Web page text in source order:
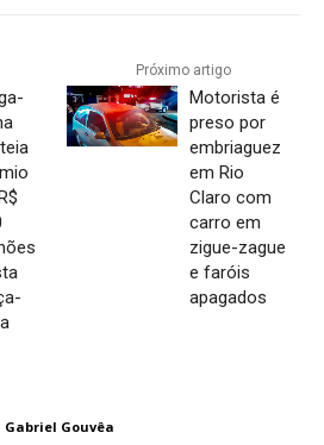
Próximo artigo
Motorista é
preso por
embriaguez
em Rio
Claro com
carro em
zigue-zague
e faróis
apagados
Gabriel Gouvêa